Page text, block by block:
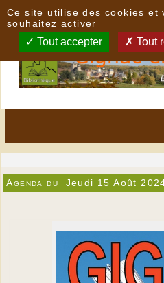
Agenda du Jeudi 15 Août
Ce site utilise des cookies et
souhaitez activer
Tout accepter Tout